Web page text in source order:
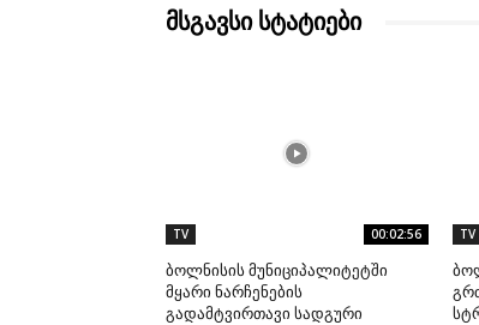
მსგავსი სტატიები
TV 00:02:56
ბოლნისის მუნიციპალიტეტში
მყარი ნარჩენების
გადამტვირთავი სადგური
TV